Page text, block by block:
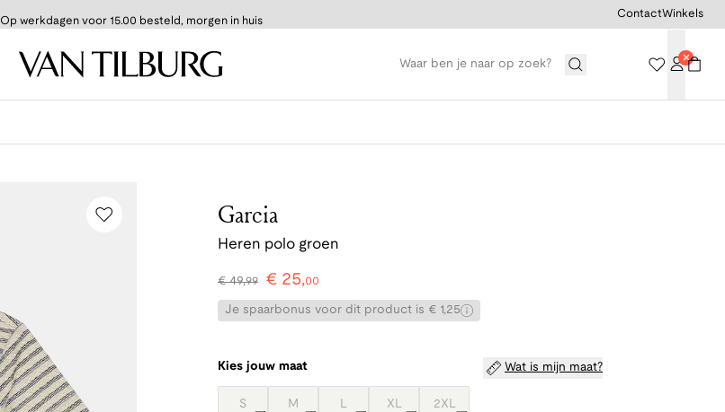
Op werkdagen voor 15.00 besteld, morgen in huis
ContactWinkels
Garcia
Heren polo groen
€49,99 € 25,00
Je spaarbonus voor dit product is € 1,25
Kies jouw maat Wat is mijn maat?
S M L XL 2XL